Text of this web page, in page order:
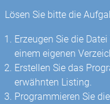
Lösen Sie bitte die
Erzeugen Sie die
einem eigenen
Erstellen Sie das
erwähnten Listing.
Programmieren Sie